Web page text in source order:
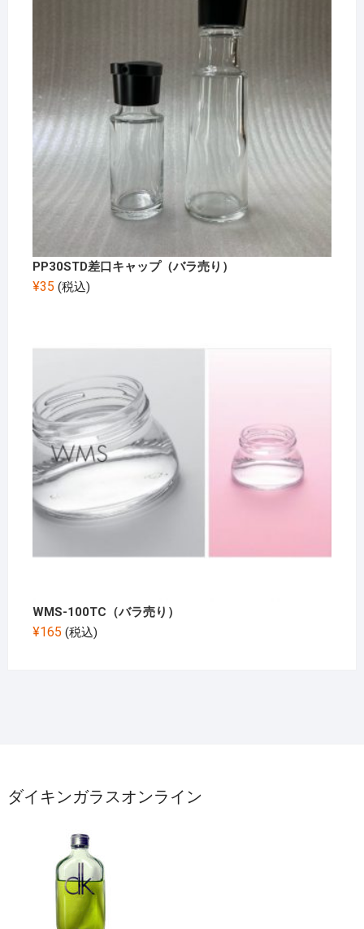
PP30STD差口キャップ（バラ売り）
¥35 (税込)
WMS-100TC（バラ売り）
¥165 (税込)
ダイキンガラスオンライン